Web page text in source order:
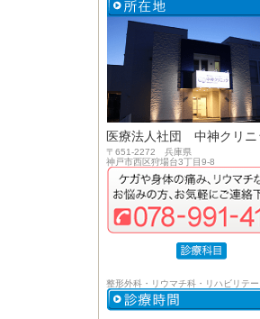
医療法人社団 中神クリニ
〒651-2272 兵庫県
神戸市西区狩場台3丁目9-8
整形外科・リウマチ科・リハビリテ